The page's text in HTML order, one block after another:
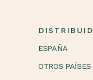
ESPAÑA
OTROS PAÍSES